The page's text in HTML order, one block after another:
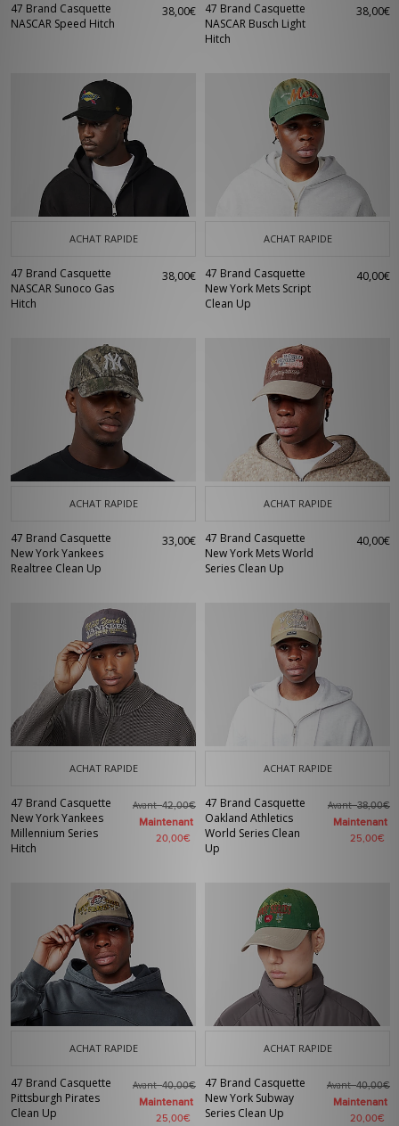
47 Brand Casquette
NASCAR Speed Hitch
38,00€
47 Brand Casquette
NASCAR Busch Light
Hitch
38,00€
ACHAT RAPIDE
47 Brand Casquette
NASCAR Sunoco Gas
Hitch
38,00€
ACHAT RAPIDE
47 Brand Casquette
New York Mets Script
Clean Up
40,00€
ACHAT RAPIDE
47 Brand Casquette
New York Yankees
Realtree Clean Up
33,00€
ACHAT RAPIDE
47 Brand Casquette
New York Mets World
Series Clean Up
40,00€
ACHAT RAPIDE
47 Brand Casquette
New York Yankees
Millennium Series
Hitch
Avant42,00€
Maintenant
20,00€
ACHAT RAPIDE
47 Brand Casquette
Oakland Athletics
World Series Clean
Up
Avant38,00€
Maintenant
25,00€
ACHAT RAPIDE
47 Brand Casquette
Pittsburgh Pirates
Clean Up
Avant40,00€
Maintenant
25,00€
ACHAT RAPIDE
47 Brand Casquette
New York Subway
Series Clean Up
Avant40,00€
Maintenant
20,00€